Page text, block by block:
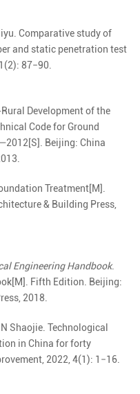
. Comparative study of
and static penetration test
(2): 87−90.
Development of the
Code for Ground
[S]. Beijing: China
.
Treatment[M].
& Building Press,
Engineering Handbook.
Fifth Edition. Beijing:
, 2018.
Shaojie. Technological
in China for forty
2022,4(1): 1 −16.